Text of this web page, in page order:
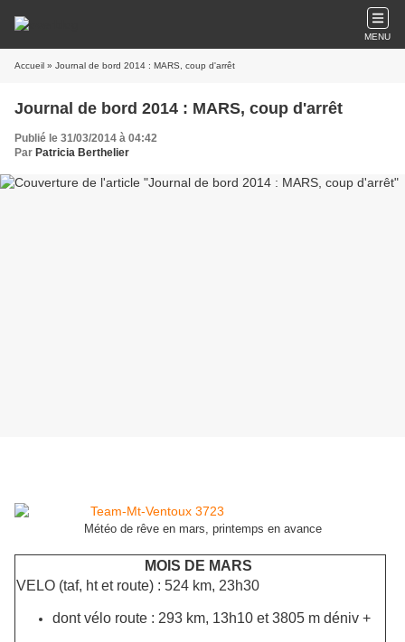
MENU
Accueil » Journal de bord 2014 : MARS, coup d'arrêt
Journal de bord 2014 : MARS, coup d'arrêt
Publié le 31/03/2014 à 04:42
Par Patricia Berthelier
Météo de rêve en mars, printemps en avance
MOIS DE MARS
VELO (taf, ht et route) : 524 km, 23h30
dont vélo route : 293 km, 13h10 et 3805 m déniv +